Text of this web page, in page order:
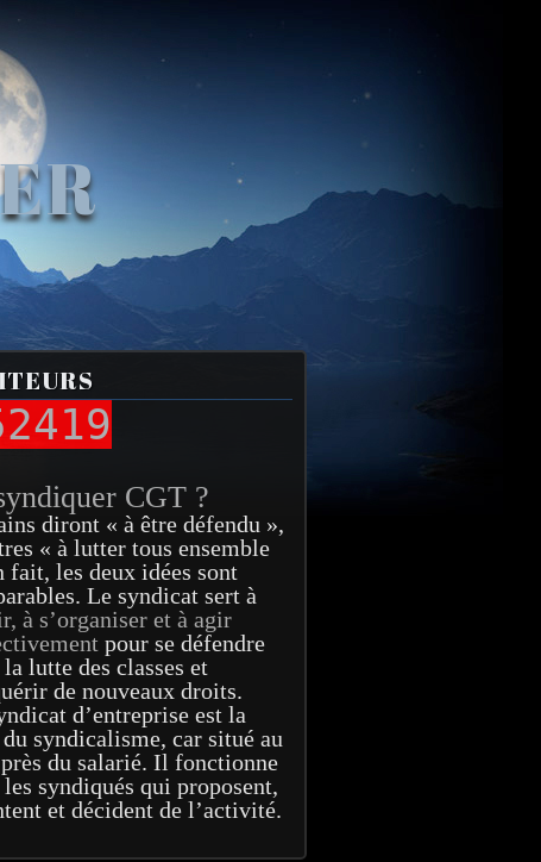
CGT ?
diront « à être défendu »,
« à lutter tous ensemble
fait, les deux idées sont
Le syndicat sert à
à s’organiser et à agir
pour se défendre
la lutte des classes et
de nouveaux droits.
d’entreprise est la
du syndicalisme, car situé au
du salarié. Il fonctionne
les syndiqués qui proposent,
et décident de l’activité.